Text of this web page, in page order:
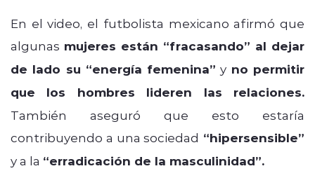
En el video, el futbolista mexicano afirmó que
algunas mujeres están “fracasando” al dejar
de lado su “energía femenina” y no permitir
que los hombres lideren las relaciones.
También aseguró que esto estaría
contribuyendo a una sociedad “hipersensible”
y a la “erradicación de la masculinidad”.